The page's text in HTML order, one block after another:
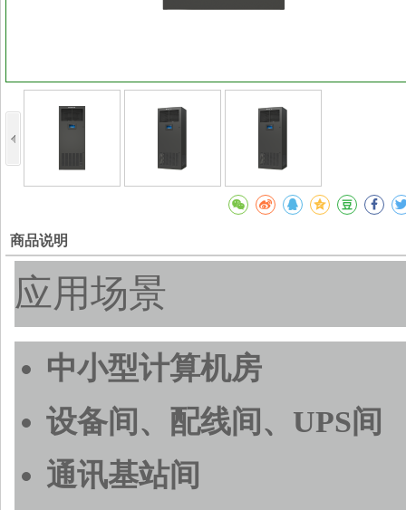
商品说明
应用场景
中小型计算机房
设备间、配线间、UPS间
通讯基站间